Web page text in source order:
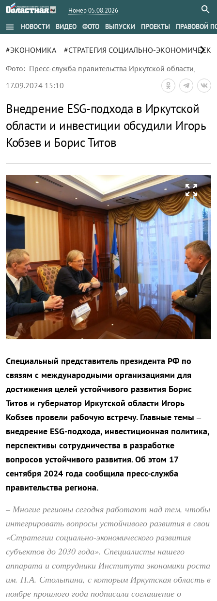
Номер 05.08.2026
menu НОВОСТИ ВИДЕО ФОТО ВЫПУСКИ ПРОЕКТЫ ПРАВОВОЙ
#ЭКОНОМИКА #СТРАТЕГИЯ СОЦИАЛЬНО- chevron_right
Фото: Пресс-служба правительства Иркутской области,
17.09.2024 15:10
Внедрение ESG-подхода в Иркутской
области и инвестиции обсудили Игорь
Кобзев и Борис Титов
zoom_out_map
Специальный представитель президента РФ по
связям с международными организациями для
достижения целей устойчивого развития Борис
Титов и губернатор Иркутской области Игорь
Кобзев провели рабочую встречу. Главные темы –
внедрение ESG-подхода, инвестиционная политика,
перспективы сотрудничества в разработке
вопросов устойчивого развития. Об этом 17
сентября 2024 года сообщила пресс-служба
правительства региона.
– Многие регионы сегодня работают над тем, чтобы
интегрировать вопросы устойчивого развития в свои
«Стратегии социально-экономического развития
субъектов до 2030 года». Специалисты нашего
аппарата и сотрудники Института экономики роста
им. П.А. Столыпина, с которым Иркутская область в
ноябре прошлого года подписала соглашение о